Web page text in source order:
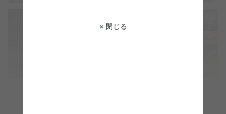
× 閉じる